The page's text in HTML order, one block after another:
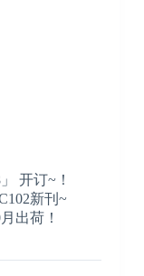
开订~！
新刊~
出荷！